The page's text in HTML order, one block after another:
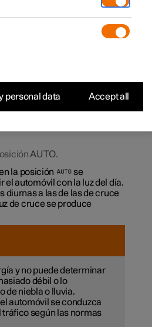
cambian
luminosidad diurna u
AUTO.
la posición
se
el automóvil con la luz del día.
diurnas a las de las de cruce
de cruce se produce
y no puede determinar
débil o lo
de niebla o lluvia.
automóvil se conduzca
según las normas
personal data Accept all